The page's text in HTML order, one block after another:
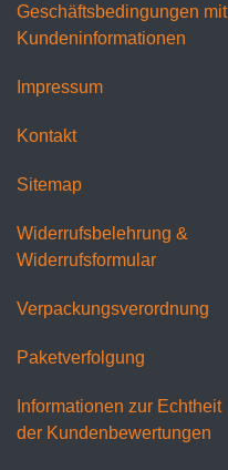
Geschäftsbedingungen mit
Kundeninformationen
Impressum
Kontakt
Sitemap
Widerrufsbelehrung &
Widerrufsformular
Verpackungsverordnung
Paketverfolgung
Informationen zur Echtheit
der Kundenbewertungen